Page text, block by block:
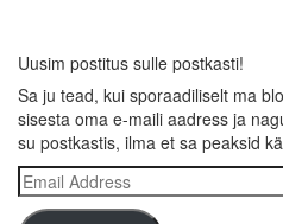
Uusim postitus sulle postkasti!
Sa ju tead, kui sporaadiliselt ma
sisesta oma e-maili aadress ja
su postkastis, ilma et sa peaksid
Email
Address